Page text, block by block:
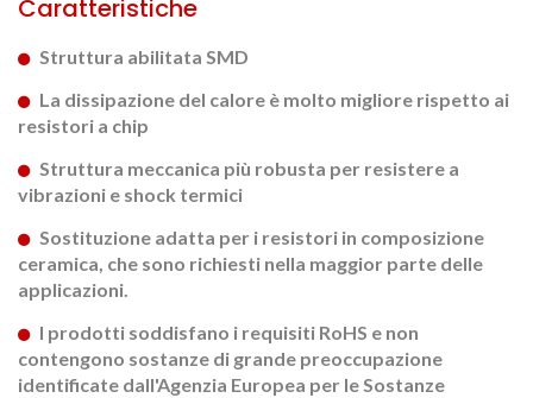
Caratteristiche
Struttura abilitata SMD
La dissipazione del calore è molto migliore rispetto ai
resistori a chip
Struttura meccanica più robusta per resistere a
vibrazioni e shock termici
Sostituzione adatta per i resistori in composizione
ceramica, che sono richiesti nella maggior parte delle
applicazioni.
I prodotti soddisfano i requisiti RoHS e non
contengono sostanze di grande preoccupazione
identificate dall'Agenzia Europea per le Sostanze